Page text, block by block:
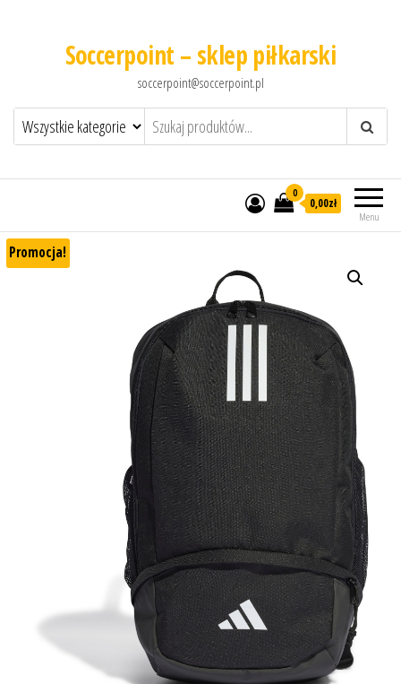
Soccerpoint – sklep piłkarski
soccerpoint@soccerpoint.pl
Menu
0
0,00zł
Promocja!